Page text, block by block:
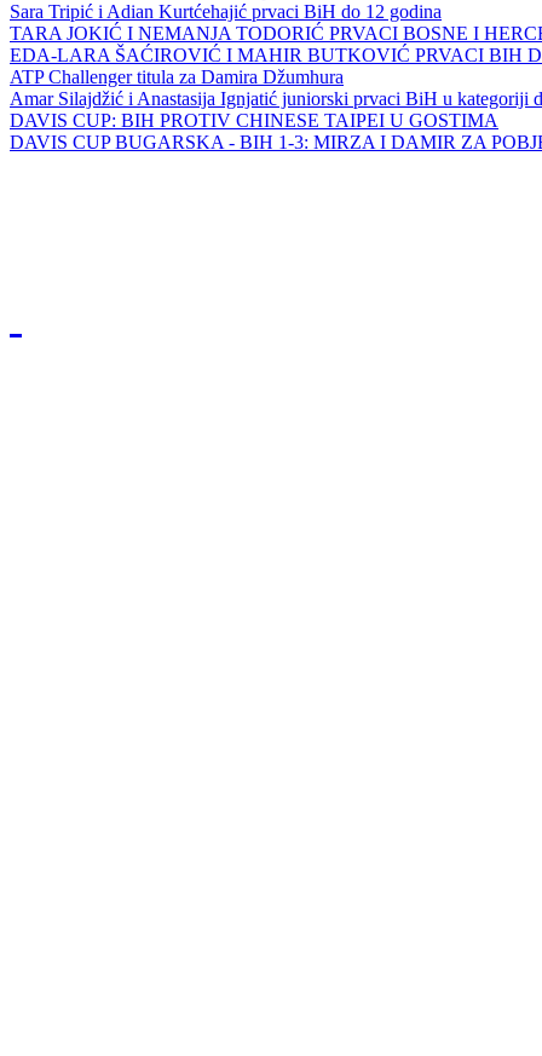
Sara Tripić i Adian Kurtćehajić prvaci BiH do 12 godina
TARA JOKIĆ I NEMANJA TODORIĆ PRVACI BOSNE I
EDA-LARA ŠAĆIROVIĆ I MAHIR BUTKOVIĆ PRVACI BIH
ATP Challenger titula za Damira Džumhura
Amar Silajdžić i Anastasija Ignjatić juniorski prvaci BiH u kategoriji
DAVIS CUP: BIH PROTIV CHINESE TAIPEI U GOSTIMA
DAVIS CUP BUGARSKA - BIH 1-3: MIRZA I DAMIR ZA